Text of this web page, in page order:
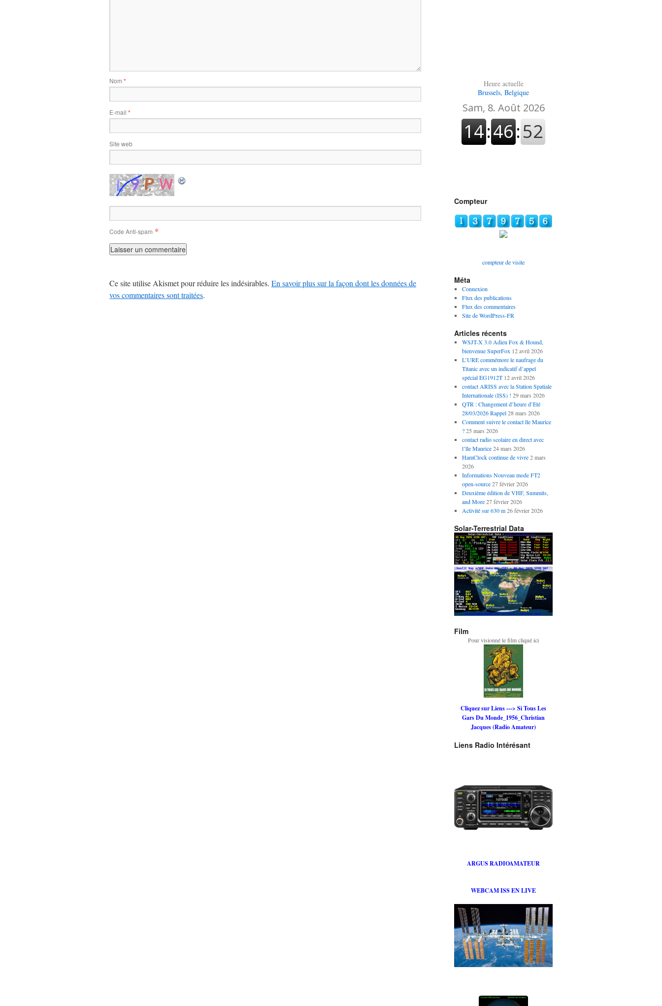
Nom *
E-mail *
Site web
Code Anti-spam *
Ce site utilise Akismet pour réduire les indésirables. En savoir plus sur la façon dont les données de
vos commentaires sont traitées.
Heure actuelle
Brussels, Belgique
Compteur
compteur de visite
Méta
Connexion
Flux des publications
Flux des commentaires
Site de WordPress-FR
Articles récents
WSJT-X 3.0 Adieu Fox & Hound,
bienvenue SuperFox 12 avril 2026
L’URE commémore le naufrage du
Titanic avec un indicatif d’appel
spécial EG1912T 12 avril 2026
contact ARISS avec la Station Spatiale
Internationale (ISS) ! 29 mars 2026
QTR : Changement d’heure d’Eté
28/03/2026 Rappel 28 mars 2026
Comment suivre le contact île Maurice
? 25 mars 2026
contact radio scolaire en direct avec
l’île Maurice 24 mars 2026
HamClock continue de vivre 2 mars
2026
Informations Nouveau mode FT2
open-source 27 février 2026
Deuxième édition de VHF, Summits,
and More 27 février 2026
Activité sur 630 m 26 février 2026
Solar-Terrestrial Data
Film
Pour visionné le film cliqué ici
Cliquez sur Liens ---> Si Tous Les
Gars Du Monde_1956_Christian
Jacques (Radio Amateur)
Liens Radio Intérésant
ARGUS RADIOAMATEUR
WEBCAM ISS EN LIVE